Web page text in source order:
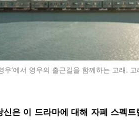
우’에서 영우의 출근길을 함께하는 고래.
은 이 드라마에 대해 자폐 스펙